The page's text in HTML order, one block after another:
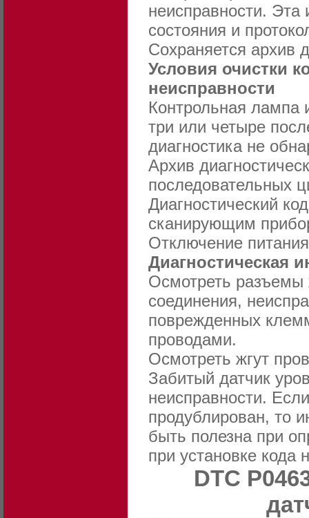
неисправности.
состояния и
Сохраняется архив
Условия очистки
неисправности
Контрольная лампа
три или четыре
диагностика не
Архив
последовательных
Диагностический
сканирующим
Отключение
Диагностическая
Осмотреть разъемы
соединения,
поврежденных
проводами.
Осмотреть жгут
Забитый датчик
неисправности.
продублирован, то
быть полезна при
при установке кода
DTC